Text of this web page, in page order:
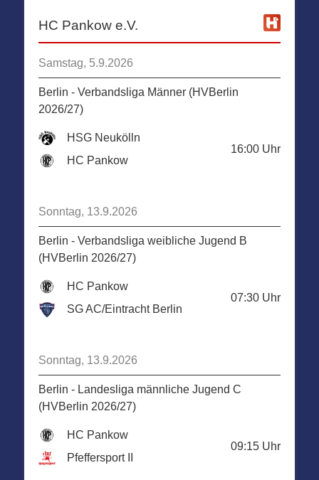
HC Pankow e.V.
Samstag, 5.9.2026
Berlin - Verbandsliga Männer (HVBerlin
2026/27)
HSG Neukölln
HC Pankow
16:00 Uhr
Sonntag, 13.9.2026
Berlin - Verbandsliga weibliche Jugend B
(HVBerlin 2026/27)
HC Pankow
SG AC/Eintracht Berlin
07:30 Uhr
Sonntag, 13.9.2026
Berlin - Landesliga männliche Jugend C
(HVBerlin 2026/27)
HC Pankow
Pfeffersport II
09:15 Uhr